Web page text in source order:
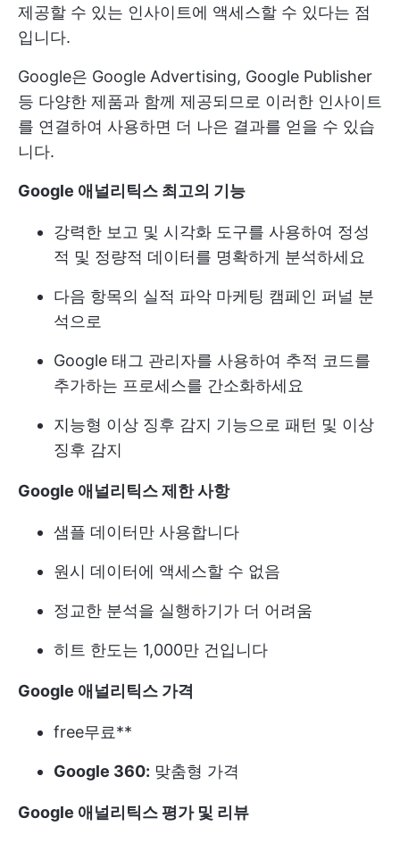
제공할 수 있는 인사이트에 액세스할 수 있다는 점
입니다.
Google은 Google Advertising, Google Publisher
등 다양한 제품과 함께 제공되므로 이러한 인사이트
를 연결하여 사용하면 더 나은 결과를 얻을 수 있습
니다.
Google 애널리틱스 최고의 기능
강력한 보고 및 시각화 도구를 사용하여 정성
적 및 정량적 데이터를 명확하게 분석하세요
다음 항목의 실적 파악 마케팅 캠페인 퍼널 분
석으로
Google 태그 관리자를 사용하여 추적 코드를
추가하는 프로세스를 간소화하세요
지능형 이상 징후 감지 기능으로 패턴 및 이상
징후 감지
Google 애널리틱스 제한 사항
샘플 데이터만 사용합니다
원시 데이터에 액세스할 수 없음
정교한 분석을 실행하기가 더 어려움
히트 한도는 1,000만 건입니다
Google 애널리틱스 가격
free무료**
Google 360: 맞춤형 가격
Google 애널리틱스 평가 및 리뷰